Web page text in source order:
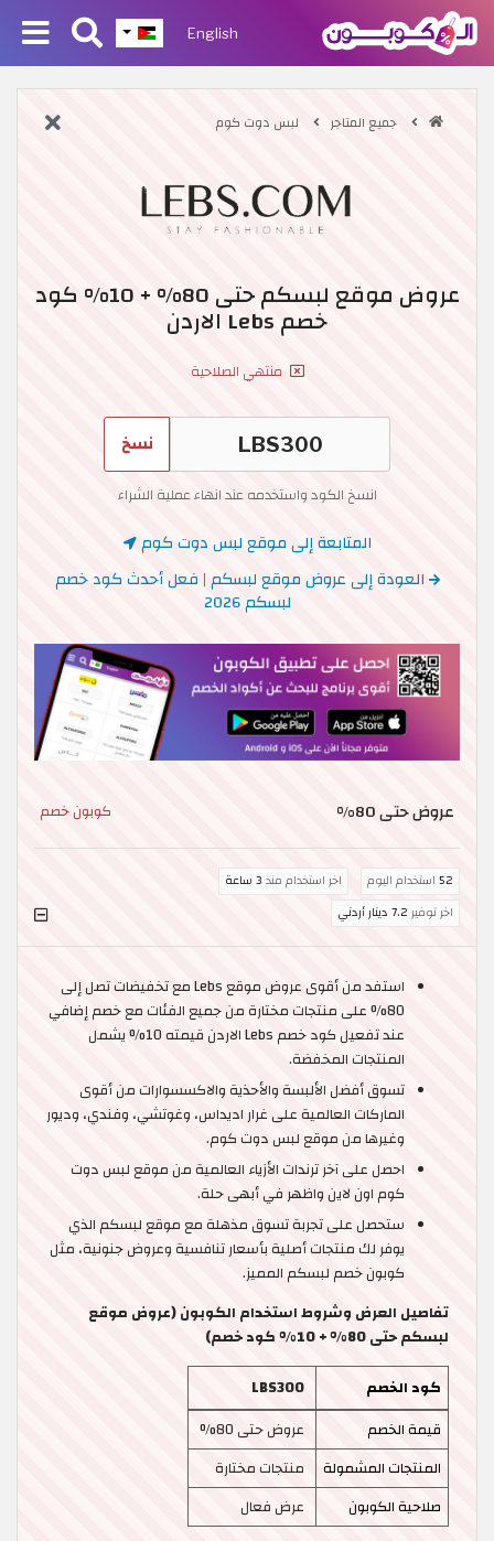
English
جميع المتاجر لبس دوت كوم
عروض موقع لبسكم حتى 80% + 10% كود
خصم Lebs الاردن
منتهي الصلاحية
نسخ
انسخ الكود واستخدمه عند انهاء عملية الشراء
المتابعة إلى موقع لبس دوت كوم
العودة إلى عروض موقع لبسكم | فعل أحدث كود خصم
لبسكم 2026
عروض حتى 80% كوبون خصم
52 استخدام اليوم اخر استخدام منذ 3 ساعة
اخر توفير 7.2 دينار أردني
استفد من أقوى عروض موقع Lebs مع تخفيضات تصل إلى
80% على منتجات مختارة من جميع الفئات مع خصم إضافي
عند تفعيل كود خصم Lebs الاردن قيمته 10% يشمل
المنتجات المخفضة.
تسوق أفضل الألبسة والأحذية والاكسسوارات من أقوى
الماركات العالمية على غرار اديداس، وغوتشي، وفندي، وديور
وغيرها من موقع لبس دوت كوم.
احصل على آخر ترندات الأزياء العالمية من موقع لبس دوت
كوم اون لاين واظهر في أبهى حلة.
ستحصل على تجربة تسوق مذهلة مع موقع لبسكم الذي
يوفر لك منتجات أصلية بأسعار تنافسية وعروض جنونية، مثل
كوبون خصم لبسكم المميز.
تفاصيل العرض وشروط استخدام الكوبون (عروض موقع
لبسكم حتى 80% + 10% كود خصم)
كود الخصم
LBS300
قيمة الخصم
عروض حتى 80%
المنتجات المشمولة
منتجات مختارة
صلاحية الكوبون
عرض فعال